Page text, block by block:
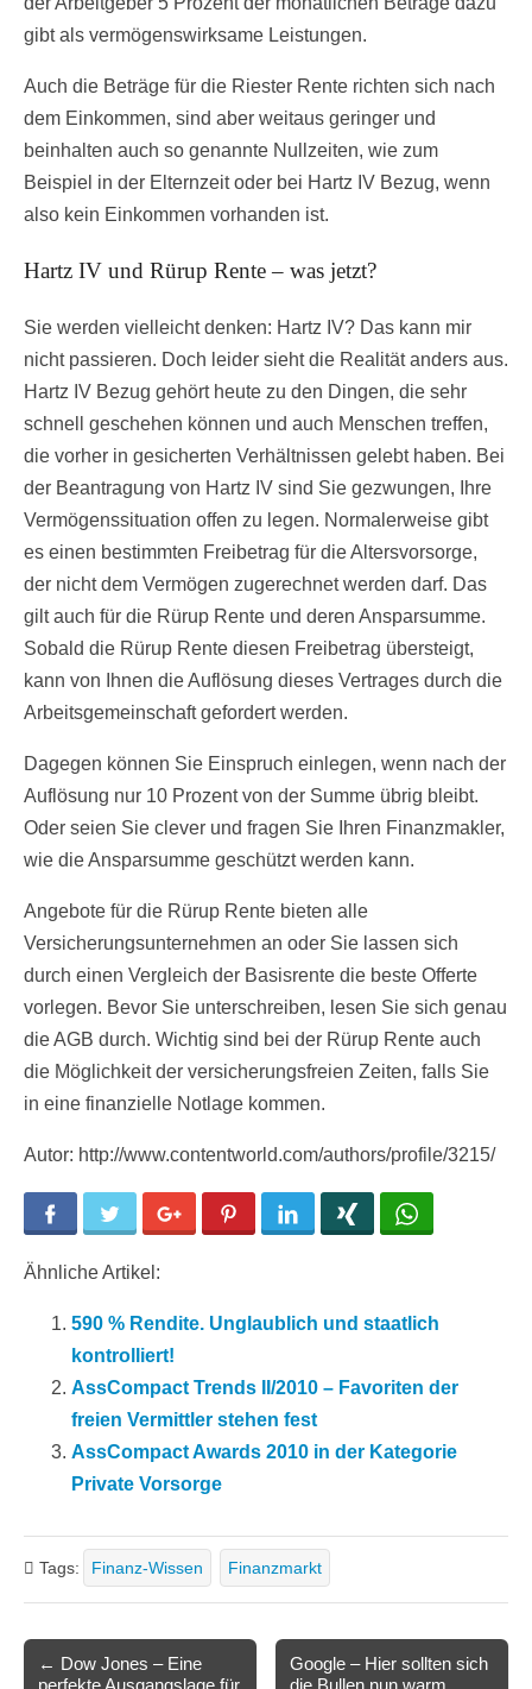
gibt als vermögenswirksame Leistungen.
Auch die Beträge für die Riester Rente richten sich nach
dem Einkommen, sind aber weitaus geringer und
beinhalten auch so genannte Nullzeiten, wie zum
Beispiel in der Elternzeit oder bei Hartz IV Bezug, wenn
also kein Einkommen vorhanden ist.
Hartz IV und Rürup Rente – was jetzt?
Sie werden vielleicht denken: Hartz IV? Das kann mir
nicht passieren. Doch leider sieht die Realität anders aus.
Hartz IV Bezug gehört heute zu den Dingen, die sehr
schnell geschehen können und auch Menschen treffen,
die vorher in gesicherten Verhältnissen gelebt haben. Bei
der Beantragung von Hartz IV sind Sie gezwungen, Ihre
Vermögenssituation offen zu legen. Normalerweise gibt
es einen bestimmten Freibetrag für die Altersvorsorge,
der nicht dem Vermögen zugerechnet werden darf. Das
gilt auch für die Rürup Rente und deren Ansparsumme.
Sobald die Rürup Rente diesen Freibetrag übersteigt,
kann von Ihnen die Auflösung dieses Vertrages durch die
Arbeitsgemeinschaft gefordert werden.
Dagegen können Sie Einspruch einlegen, wenn nach der
Auflösung nur 10 Prozent von der Summe übrig bleibt.
Oder seien Sie clever und fragen Sie Ihren Finanzmakler,
wie die Ansparsumme geschützt werden kann.
Angebote für die Rürup Rente bieten alle
Versicherungsunternehmen an oder Sie lassen sich
durch einen Vergleich der Basisrente die beste Offerte
vorlegen. Bevor Sie unterschreiben, lesen Sie sich genau
die AGB durch. Wichtig sind bei der Rürup Rente auch
die Möglichkeit der versicherungsfreien Zeiten, falls Sie
in eine finanzielle Notlage kommen.
Autor: http://www.contentworld.com/authors/profile/3215/
Facebook Twitter Google+ Pinterest LinkedIn
Ähnliche Artikel:
590 % Rendite. Unglaublich und staatlich
kontrolliert!
AssCompact Trends II/2010 – Favoriten der
freien Vermittler stehen fest
AssCompact Awards 2010 in der Kategorie
Private Vorsorge
Tags: Finanz-Wissen Finanzmarkt
← Dow Jones – Eine
Google – Hier sollten sich